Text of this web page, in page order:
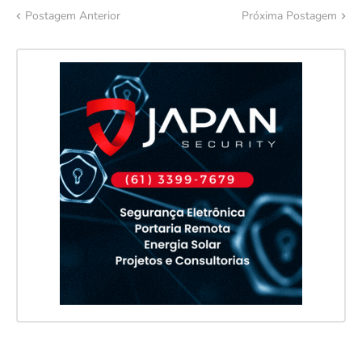
Postagem Anterior Próxima Postagem